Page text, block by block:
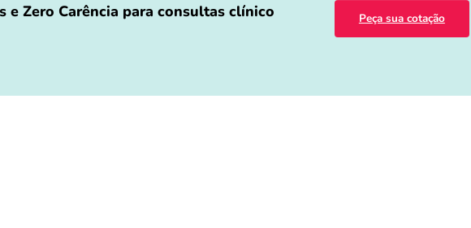
e Zero Carência para consultas clínico
Peça sua cotação